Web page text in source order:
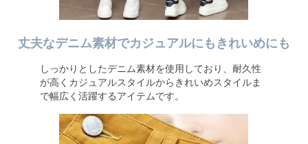
丈夫なデニム素材でカジュアルにもきれいめにも
しっかりとしたデニム素材を使用しており、耐久性
が高くカジュアルスタイルからきれいめスタイルま
で幅広く活躍するアイテムです。